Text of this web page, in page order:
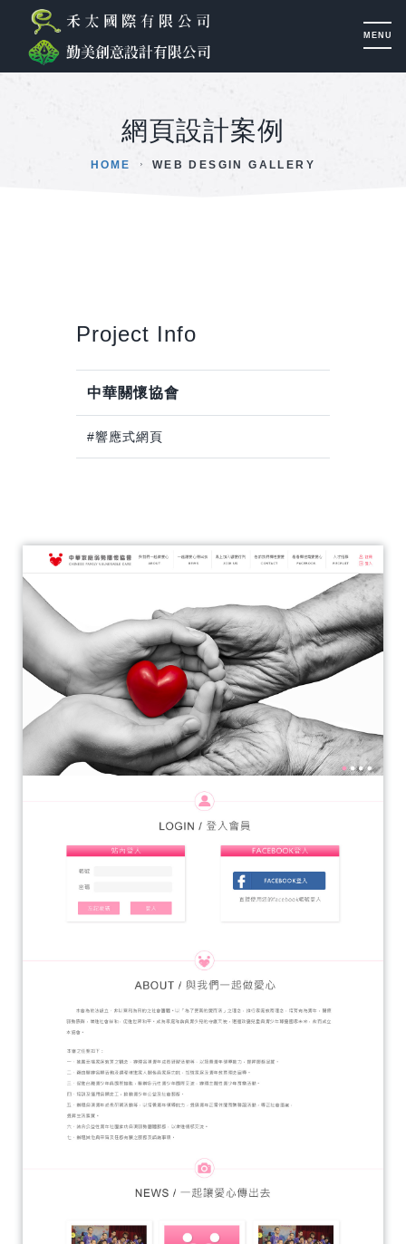
網頁設計案例
HOME WEB DESGIN GALLERY
Project Info
中華關懷協會
#響應式網頁